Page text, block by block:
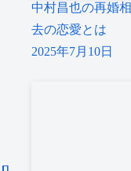
中村昌也の再婚
去の恋愛とは
2025年7月10日